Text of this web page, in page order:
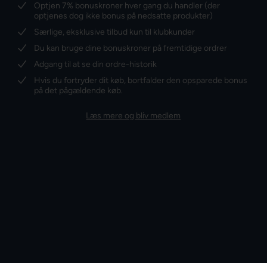
Optjen 7% bonuskroner hver gang du handler (der
optjenes dog ikke bonus på nedsatte produkter)
Særlige, eksklusive tilbud kun til klubkunder
Du kan bruge dine bonuskroner på fremtidige ordrer
Adgang til at se din ordre-historik
Hvis du fortryder dit køb, bortfalder den opsparede bonus
på det pågældende køb.
Læs mere og bliv medlem